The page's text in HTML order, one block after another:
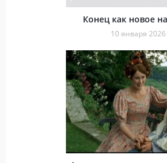
Конец как новое
10 января 2026